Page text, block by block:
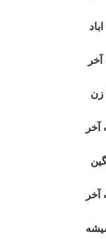
آخر
زن
آخر
آخر